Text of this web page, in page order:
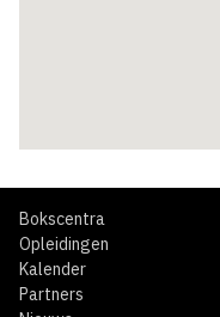
Bokscentra
Opleidingen
Kalender
Partners